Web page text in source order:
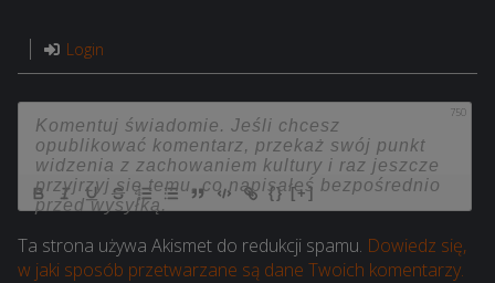
Login
750
{} [+]
Ta strona używa Akismet do redukcji spamu. Dowiedz się,
w jaki sposób przetwarzane są dane Twoich komentarzy.